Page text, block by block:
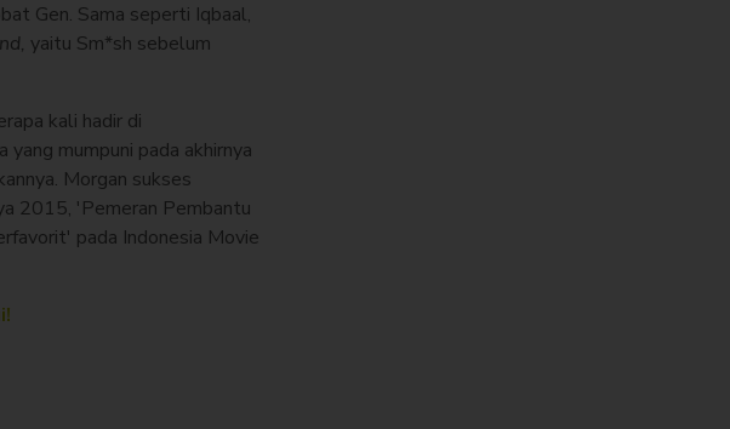
Gen. Sama seperti Iqbaal,
yaitu Sm*sh sebelum
kali hadir di
yang mumpuni pada akhirnya
Morgan sukses
2015, 'Pemeran Pembantu
pada Indonesia Movie